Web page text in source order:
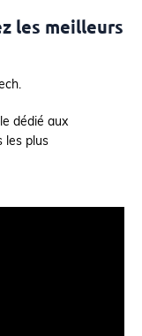
les meilleurs
dédié aux
les plus